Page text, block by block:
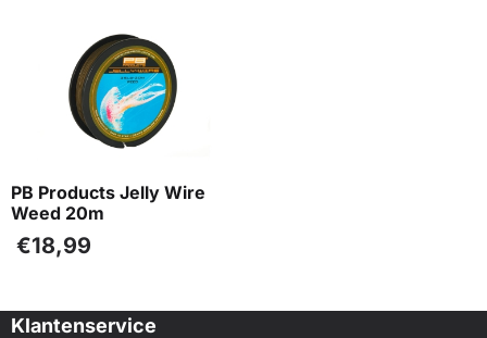
PB Products Jelly Wire
Weed 20m
€18,99
Klantenservice